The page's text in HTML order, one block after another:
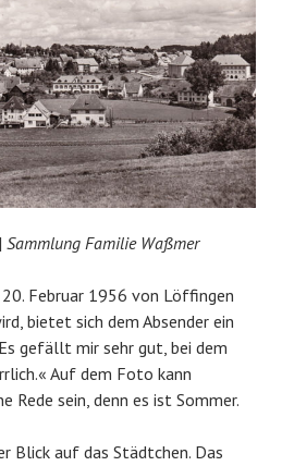
Sammlung Familie Waßmer
Februar 1956 von Löffingen
bietet sich dem Absender ein
gefällt mir sehr gut, bei dem
Auf dem Foto kann
Rede sein, denn es ist Sommer.
Blick auf das Städtchen. Das